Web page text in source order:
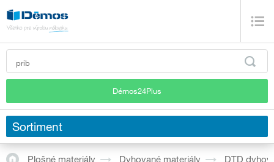
Démos24Plus
Sortiment
Plošné materiály Dyhované materiály DTD